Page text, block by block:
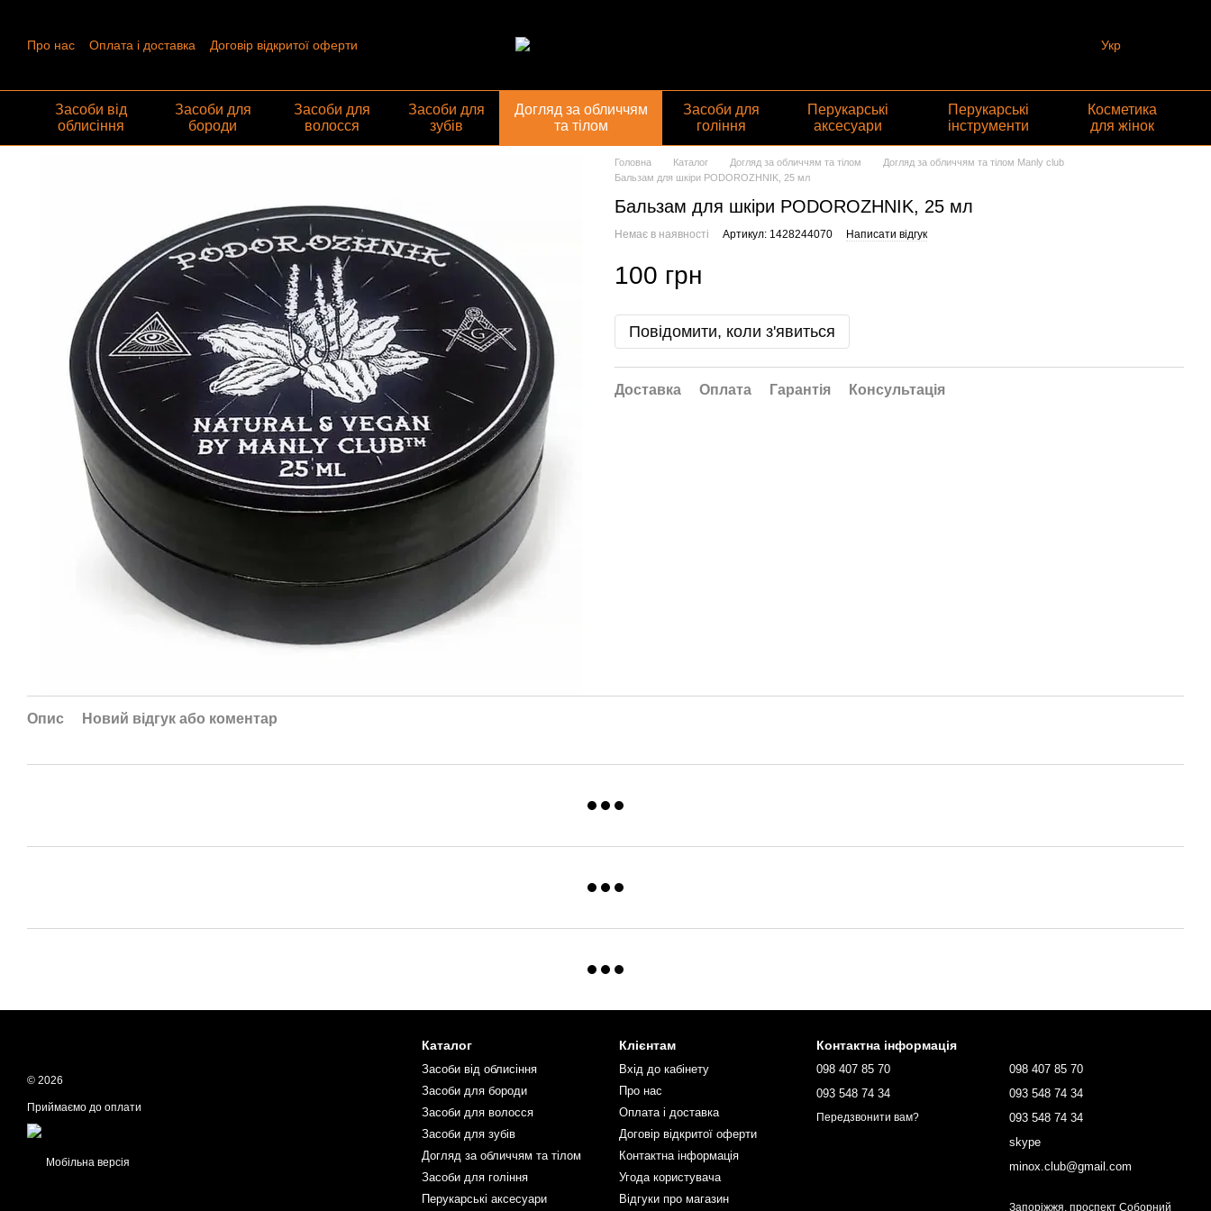
Про нас Оплата і доставка
Договір відкритої оферти
Укр
Засоби від
облисіння
Засоби для
бороди
Засоби для
волосся
Засоби для
зубів
Догляд за обличчям
та тілом
Засоби для
гоління
Перукарські
аксесуари
Перукарські
інструменти
Косметика
для жінок
Головна Каталог Догляд за обличчям та тілом
Догляд за обличчям та тілом Manly club
Бальзам для шкіри PODOROZHNIK, 25 мл
Бальзам для шкіри PODOROZHNIK, 25 мл
Немає в наявності Артикул: 1428244070 Написати відгук
100 грн
Повідомити, коли з'явиться
Доставка Оплата Гарантія Консультація
Опис Новий відгук або коментар
© 2026
Приймаємо до оплати
Мобільна версія
Каталог
Засоби від облисіння
Засоби для бороди
Засоби для волосся
Засоби для зубів
Догляд за обличчям та тілом
Засоби для гоління
Перукарські аксесуари
Клієнтам
Вхід до кабінету
Про нас
Оплата і доставка
Договір відкритої оферти
Контактна інформація
Угода користувача
Відгуки про магазин
Контактна інформація
098 407 85 70
093 548 74 34
Передзвонити вам?
098 407 85 70
093 548 74 34
093 548 74 34
skype
minox.club@gmail.com
Запоріжжя, проспект Соборний